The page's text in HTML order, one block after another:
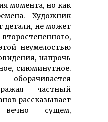
момента, но как
Художник
детали, не может
неумелостью
напрочь
сиюминутное.
частный
рассказывает
сущем,